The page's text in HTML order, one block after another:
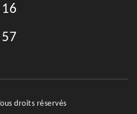
droits réservés